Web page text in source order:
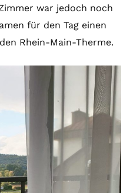
war jedoch noch
für den Tag einen
Rhein-Main-Therme.